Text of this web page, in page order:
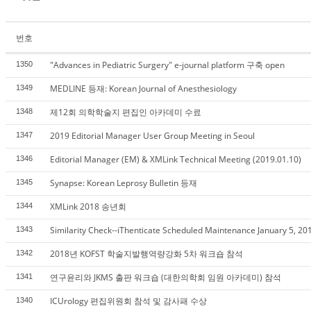
번호
1350 "Advances in Pediatric Surgery" e-journal platform 구축 open
1349 MEDLINE 등재: Korean Journal of Anesthesiology
1348 제12회 의학학술지 편집인 아카데미 수료
1347 2019 Editorial Manager User Group Meeting in Seoul
1346 Editorial Manager (EM) & XMLink Technical Meeting (2019.01.10)
1345 Synapse: Korean Leprosy Bulletin 등재
1344 XMLink 2018 송년회
1343 Similarity Check--iThenticate Scheduled Maintenance January 5,
1342 2018년 KOFST 학술지발행역량강화 5차 워크숍 참석
1341 연구윤리와 JKMS 출판 워크숍 (대한의학회 임원 아카데미) 참석
1340 ICUrology 편집위원회 참석 및 감사패 수상